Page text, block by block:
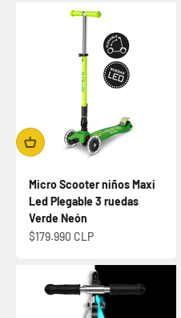
Micro Scooter niños Maxi
Led Plegable 3 ruedas
Verde Neón
Precio de oferta
$179.990 CLP